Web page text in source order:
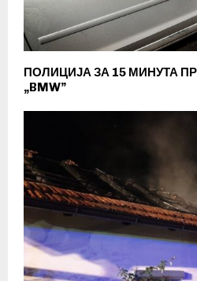
ПОЛИЦИЈА ЗА 15 МИНУТА
„BMW”